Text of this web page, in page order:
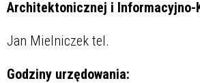
Architektonicznej i Informacyjno-
Jan Mielniczek tel.
Godziny urzędowania: